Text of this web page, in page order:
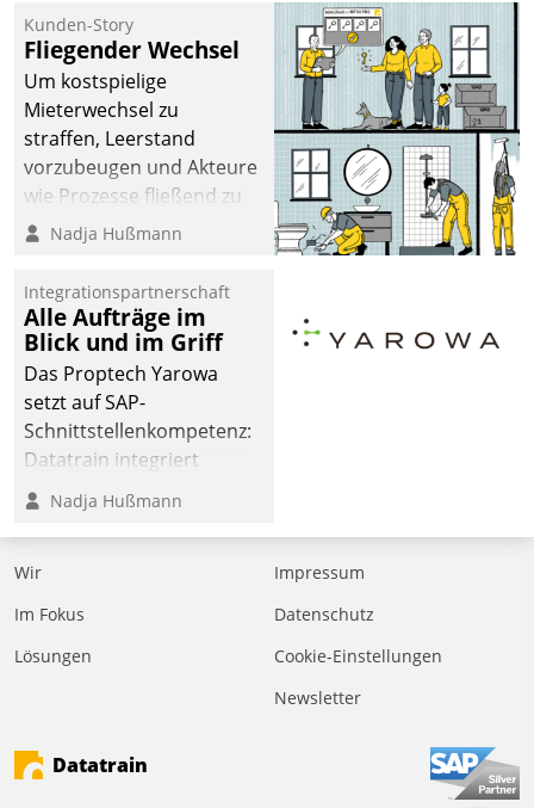
kommunale Wohnungsbauunternehmen daher
gemeinsam mit der Berliner Datatrain GmbH den
Teilprozess der Objektsanierung digitalisiert.
Kunden-Story
Fliegender Wechsel
Um kostspielige
Mieterwechsel zu
straffen, Leerstand
vorzubeugen und Akteure
wie Prozesse fließend zu
vernetzen, nutzt die
Jahresbeginn eine
Überblick, Einsicht und
Eingriff bietende Lösung.
Zur Entwicklung setzte
man auf
Cloudtechnologie,
bewährte und Startup-
agile Projektmethoden.
Nadja Hußmann
Integrationspartnerschaft
Alle Aufträge im
Blick und im Griff
Das Proptech Yarowa
setzt auf SAP-
Schnittstellenkompetenz:
Datatrain integriert
Yarowas Portal zur
Vergabe und Verwaltung
von Aufträgen der
operativen
Instandhaltung in die
deutscher
den Weg vom
Mieteranliegen zum
Nadja Hußmann
Wir
Im Fokus
Lösungen
Impressum
Datenschutz
Cookie-Einstellungen
Newsletter
Datatrain